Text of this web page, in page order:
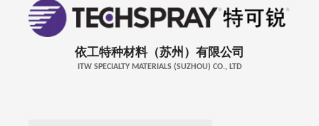
依工特种材料（苏州）有限公司
ITW SPECIALTY MATERIALS (SUZHOU) CO., LTD